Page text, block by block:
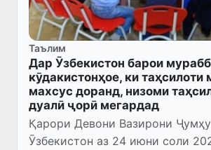
Таълим
Дар Ӯзбекистон барои
кӯдакистонҳое, ки таҳсилоти
махсус доранд, низоми
дуалӣ ҷорӣ мегардад
Қарори Девони Вазирони
Ӯзбекистон аз 24 июни соли